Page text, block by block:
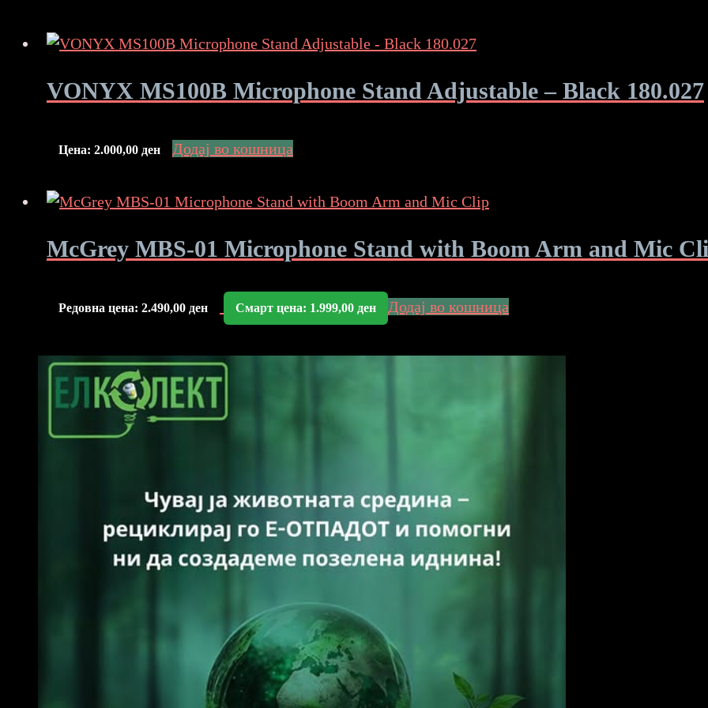
VONYX MS100B Microphone Stand Adjustable – Black 180.027
Цена: 2.000,00 ден Додај во кошница
McGrey MBS-01 Microphone Stand with Boom Arm and Mic
Редовна цена: 2.490,00 ден Смарт цена: 1.999,00 ден Додај во кошница